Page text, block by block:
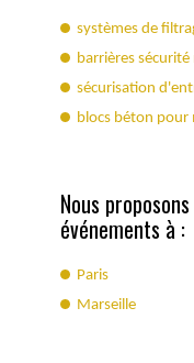
systèmes de
barrières sécurité
sécurisation
blocs béton pour
Nous
événements à :
Paris
Marseille